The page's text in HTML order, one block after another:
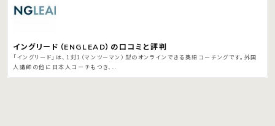
イングリード（ENGLEAD）の口コミと評判
「イングリード」は、1対1（マンツーマン）型のオンラインできる英語コーチングです。外国
人講師の他に日本人コーチもつき、...